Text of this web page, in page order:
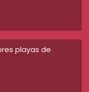
playas de